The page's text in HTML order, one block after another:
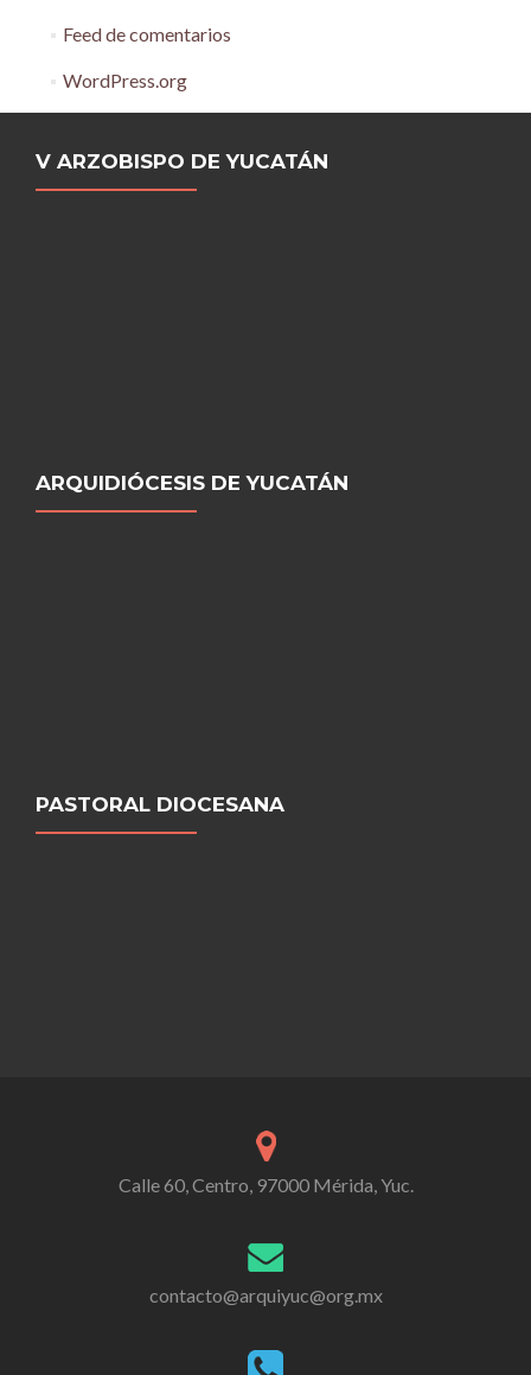
Feed de comentarios
WordPress.org
V ARZOBISPO DE YUCATÁN
ARQUIDIÓCESIS DE YUCATÁN
PASTORAL DIOCESANA
Calle 60, Centro, 97000 Mérida, Yuc.
contacto@arquiyuc@org.mx